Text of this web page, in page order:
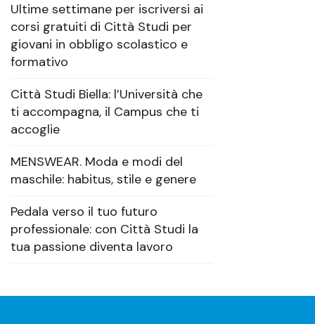
Ultime settimane per iscriversi ai
corsi gratuiti di Città Studi per
giovani in obbligo scolastico e
formativo
Città Studi Biella: l’Università che
ti accompagna, il Campus che ti
accoglie
MENSWEAR. Moda e modi del
maschile: habitus, stile e genere
Pedala verso il tuo futuro
professionale: con Città Studi la
tua passione diventa lavoro